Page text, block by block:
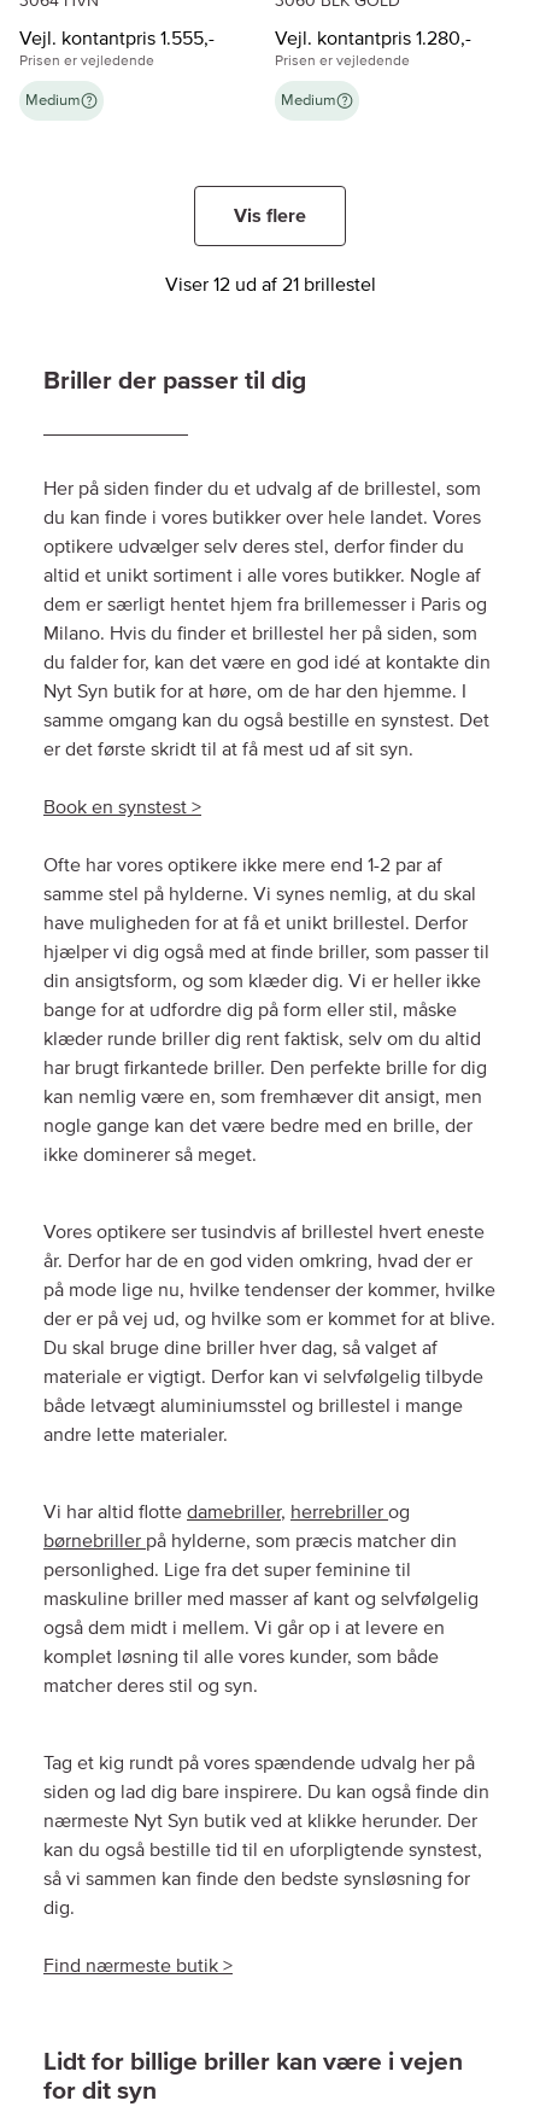
Vejl. kontantpris 1.555,-
Prisen er vejledende
Medium
Vejl. kontantpris 1.280,-
Prisen er vejledende
Medium
Vis flere
Viser 12 ud af 21 brillestel
Briller der passer til dig
Her på siden finder du et udvalg af de brillestel, som
du kan finde i vores butikker over hele landet. Vores
optikere udvælger selv deres stel, derfor finder du
altid et unikt sortiment i alle vores butikker. Nogle af
dem er særligt hentet hjem fra brillemesser i Paris og
Milano. Hvis du finder et brillestel her på siden, som
du falder for, kan det være en god idé at kontakte din
Nyt Syn butik for at høre, om de har den hjemme. I
samme omgang kan du også bestille en synstest. Det
er det første skridt til at få mest ud af sit syn.
Book en synstest >
Ofte har vores optikere ikke mere end 1-2 par af
samme stel på hylderne. Vi synes nemlig, at du skal
have muligheden for at få et unikt brillestel. Derfor
hjælper vi dig også med at finde briller, som passer til
din ansigtsform, og som klæder dig. Vi er heller ikke
bange for at udfordre dig på form eller stil, måske
klæder runde briller dig rent faktisk, selv om du altid
har brugt firkantede briller. Den perfekte brille for dig
kan nemlig være en, som fremhæver dit ansigt, men
nogle gange kan det være bedre med en brille, der
ikke dominerer så meget.
Vores optikere ser tusindvis af brillestel hvert eneste
år. Derfor har de en god viden omkring, hvad der er
på mode lige nu, hvilke tendenser der kommer, hvilke
der er på vej ud, og hvilke som er kommet for at blive.
Du skal bruge dine briller hver dag, så valget af
materiale er vigtigt. Derfor kan vi selvfølgelig tilbyde
både letvægt aluminiumsstel og brillestel i mange
andre lette materialer.
Vi har altid flotte damebriller, herrebriller og
børnebriller på hylderne, som præcis matcher din
personlighed. Lige fra det super feminine til
maskuline briller med masser af kant og selvfølgelig
også dem midt i mellem. Vi går op i at levere en
komplet løsning til alle vores kunder, som både
matcher deres stil og syn.
Tag et kig rundt på vores spændende udvalg her på
siden og lad dig bare inspirere. Du kan også finde din
nærmeste Nyt Syn butik ved at klikke herunder. Der
kan du også bestille tid til en uforpligtende synstest,
så vi sammen kan finde den bedste synsløsning for
dig.
Find nærmeste butik >
Lidt for billige briller kan være i vejen
for dit syn